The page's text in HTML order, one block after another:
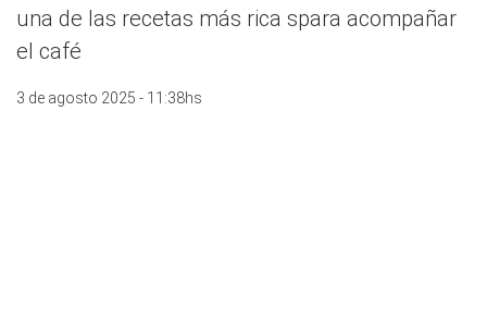
una de las recetas más rica spara acompañar
el café
3 de agosto 2025 - 11:38hs